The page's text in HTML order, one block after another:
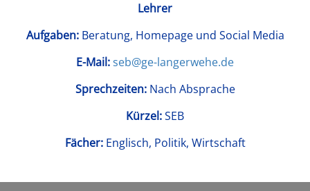
Lehrer
Aufgaben:Beratung, Homepage und Social Media
E-Mail:seb@ge-langerwehe.de
Sprechzeiten:Nach Absprache
Kürzel:SEB
Fächer:Englisch, Politik, Wirtschaft